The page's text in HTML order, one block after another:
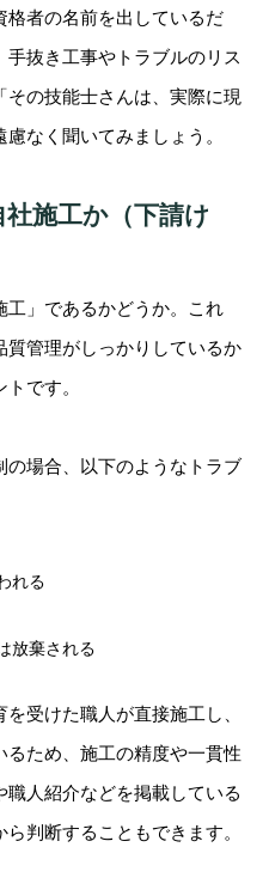
格者の名前を出しているだ
抜き工事やトラブルのリス
の技能士さんは、実際に現
なく聞いてみましょう。
施工か（下請け
工」であるかどうか。これ
質管理がしっかりしているか
です。
場合、以下のようなトラブ
れる
放棄される
受けた職人が直接施工し、
ため、施工の精度や一貫性
人紹介などを掲載している
判断することもできます。